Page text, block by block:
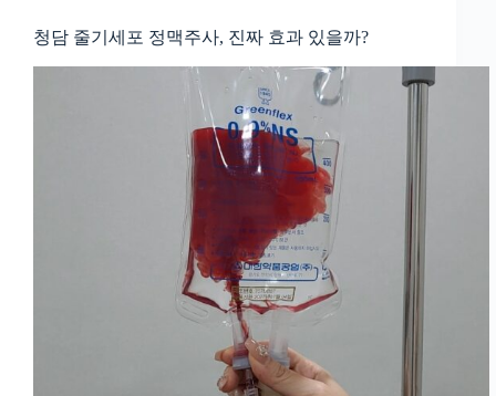
청담 줄기세포 정맥주사, 진짜 효과 있을까?